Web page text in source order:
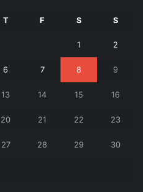
T F S S
1 2
6 7 8 9
13 14 15 16
20 21 22 23
27 28 29 30